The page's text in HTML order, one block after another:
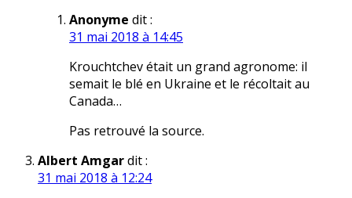
Anonyme dit :
31 mai 2018 à 14:45
Krouchtchev était un grand agronome: il
semait le blé en Ukraine et le récoltait au
Canada…
Pas retrouvé la source.
Albert Amgardit :
31 mai 2018 à 12:24